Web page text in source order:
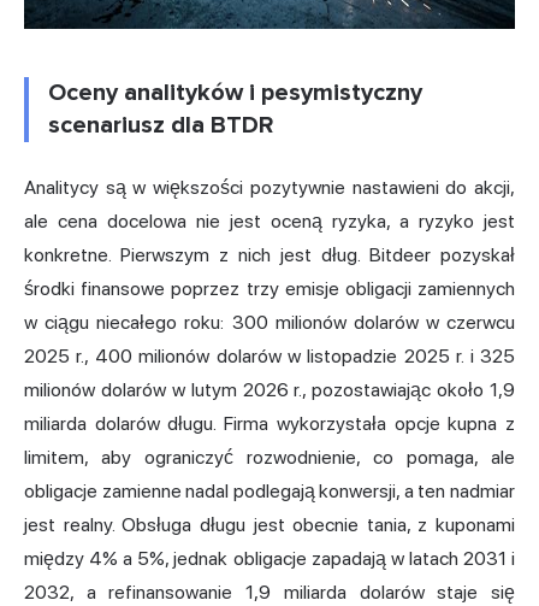
Oceny analityków i pesymistyczny
scenariusz dla BTDR
Analitycy są w większości pozytywnie nastawieni do akcji,
ale cena docelowa nie jest oceną ryzyka, a ryzyko jest
konkretne. Pierwszym z nich jest dług. Bitdeer pozyskał
środki finansowe poprzez trzy emisje obligacji zamiennych
w ciągu niecałego roku: 300 milionów dolarów w czerwcu
2025 r., 400 milionów dolarów w listopadzie 2025 r. i 325
milionów dolarów w lutym 2026 r., pozostawiając około 1,9
miliarda dolarów długu. Firma wykorzystała opcje kupna z
limitem, aby ograniczyć rozwodnienie, co pomaga, ale
obligacje zamienne nadal podlegają konwersji, a ten nadmiar
jest realny. Obsługa długu jest obecnie tania, z kuponami
między 4% a 5%, jednak obligacje zapadają w latach 2031 i
2032, a refinansowanie 1,9 miliarda dolarów staje się